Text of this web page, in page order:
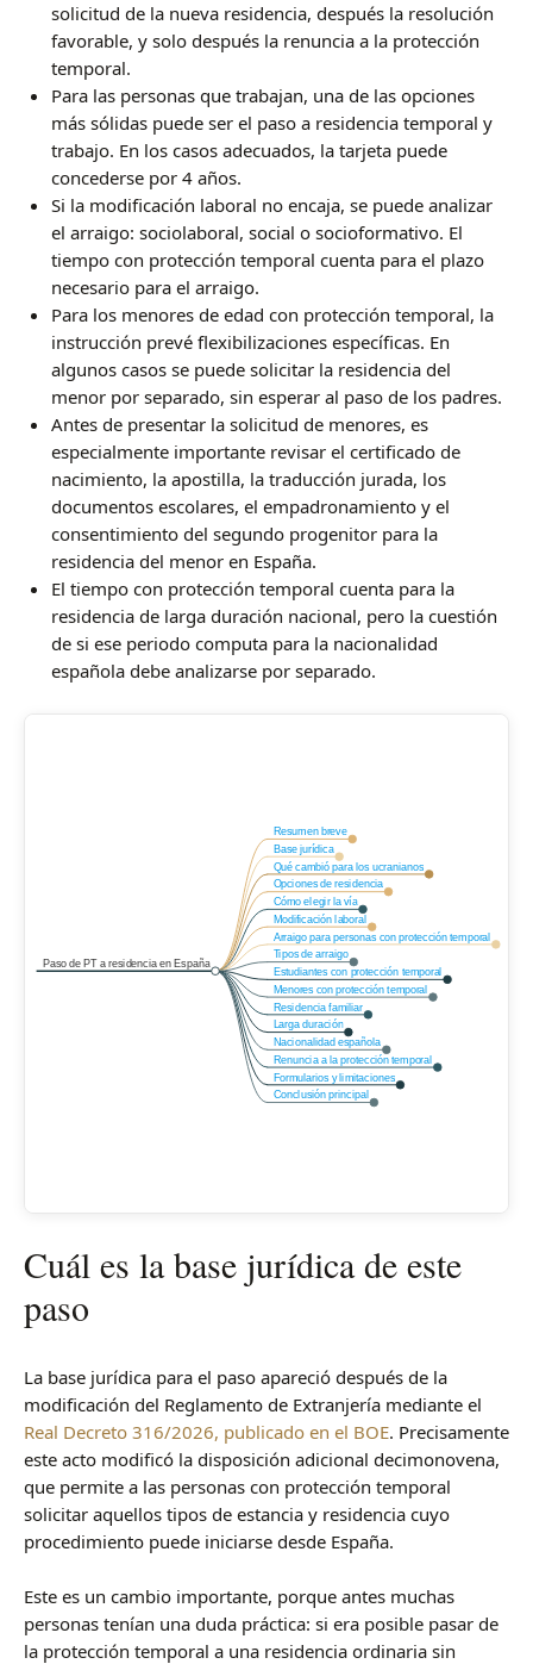
solicitud de la nueva residencia, después la resolución
favorable, y solo después la renuncia a la protección
temporal.
Para las personas que trabajan, una de las opciones
más sólidas puede ser el paso a residencia temporal y
trabajo. En los casos adecuados, la tarjeta puede
concederse por 4 años.
Si la modificación laboral no encaja, se puede analizar
el arraigo: sociolaboral, social o socioformativo. El
tiempo con protección temporal cuenta para el plazo
necesario para el arraigo.
Para los menores de edad con protección temporal, la
instrucción prevé flexibilizaciones específicas. En
algunos casos se puede solicitar la residencia del
menor por separado, sin esperar al paso de los padres.
Antes de presentar la solicitud de menores, es
especialmente importante revisar el certificado de
nacimiento, la apostilla, la traducción jurada, los
documentos escolares, el empadronamiento y el
consentimiento del segundo progenitor para la
residencia del menor en España.
El tiempo con protección temporal cuenta para la
residencia de larga duración nacional, pero la cuestión
de si ese periodo computa para la nacionalidad
española debe analizarse por separado.
Resumen breve
Base jurídica
Qué cambió para los ucranianos
Opciones de residencia
Cómo elegir la vía
Modificación laboral
Arraigo para personas con protección temporal
Tipos de arraigo
Estudiantes con protección temporal
Menores con protección temporal
Residencia familiar
Larga duración
Nacionalidad española
Renuncia a la protección temporal
Formularios y limitaciones
Conclusión principal
Paso de PT a residencia en España
Cuál es la base jurídica de este
paso
La base jurídica para el paso apareció después de la
modificación del Reglamento de Extranjería mediante el
Real Decreto 316/2026, publicado en el BOE. Precisamente
este acto modificó la disposición adicional decimonovena,
que permite a las personas con protección temporal
solicitar aquellos tipos de estancia y residencia cuyo
procedimiento puede iniciarse desde España.
Este es un cambio importante, porque antes muchas
personas tenían una duda práctica: si era posible pasar de
la protección temporal a una residencia ordinaria sin